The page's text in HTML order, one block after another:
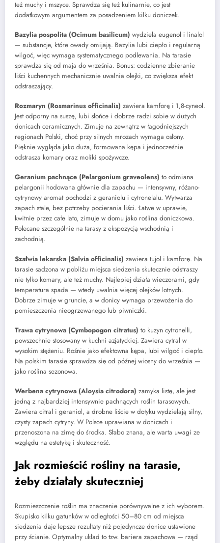
też muchy i mszyce. Sprawdza się też kulinarnie, co jest
dodatkowym argumentem za posadzeniem kilku doniczek.
Bazylia pospolita (Ocimum basilicum) wydziela eugenol i linalol
— substancje, które owady omijają. Bazylia lubi ciepło i regularną
wilgoć, więc wymaga systematycznego podlewania. Na tarasie
sprawdza się od maja do września. Bonus: codzienne zbieranie
liści kuchennych mechanicznie uwalnia olejki, co zwiększa efekt
odstraszający.
Rozmaryn (Rosmarinus officinalis) zawiera kamforę i 1,8-cyneol.
Jest odporny na suszę, lubi słońce i dobrze radzi sobie w dużych
donicach ceramicznych. Zimuje na zewnątrz w łagodniejszych
regionach Polski, choć przy silnych mrozach wymaga osłony.
Pięknie wygląda jako duża, formowana kępa i jednocześnie
odstrasza komary oraz moliki spożywcze.
Geranium pachnące (Pelargonium graveolens) to odmiana
pelargonii hodowana głównie dla zapachu — intensywny, różano-
cytrynowy aromat pochodzi z geraniolu i cytronelalu. Wytwarza
zapach stale, bez potrzeby pocierania liści. Łatwe w uprawie,
kwitnie przez całe lato, zimuje w domu jako roślina doniczkowa.
Polecane szczególnie na tarasy z ekspozycją wschodnią i
zachodnią.
Szałwia lekarska (Salvia officinalis) zawiera tujol i kamforę. Na
tarasie sadzona w pobliżu miejsca siedzenia skutecznie odstraszy
nie tylko komary, ale też muchy. Najlepiej działa wieczorami, gdy
temperatura spada — wtedy uwalnia więcej olejków lotnych.
Dobrze zimuje w gruncie, a w donicy wymaga przewożenia do
pomieszczenia nieogrzewanego lub piwniczki.
Trawa cytrynowa (Cymbopogon citratus) to kuzyn cytronelli,
powszechnie stosowany w kuchni azjatyckiej. Zawiera cytral w
wysokim stężeniu. Rośnie jako efektowna kępa, lubi wilgoć i ciepło.
Na polskim tarasie sprawdza się od późnej wiosny do września —
jako roślina sezonowa.
Werbena cytrynowa (Aloysia citrodora) zamyka listę, ale jest
jedną z najbardziej intensywnie pachnących roślin tarasowych.
Zawiera citral i geraniol, a drobne liście w dotyku wydzielają silny,
czysty zapach cytryny. W Polsce uprawiana w donicach i
przenoszona na zimę do środka. Słabo znana, ale warta uwagi ze
względu na estetykę i skuteczność.
Jak rozmieścić rośliny na tarasie,
żeby działały skuteczniej
Rozmieszczenie roślin ma znaczenie porównywalne z ich wyborem.
Skupisko kilku gatunków w odległości 50–80 cm od miejsca
siedzenia daje lepsze rezultaty niż pojedyncze donice ustawione
przy ścianie. Optymalny układ to tzw. bariera zapachowa — rząd